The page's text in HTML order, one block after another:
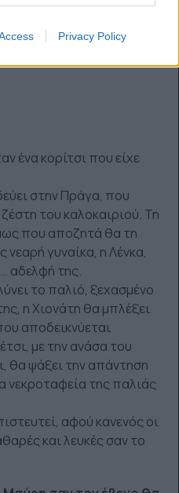
Privacy Policy
ένα κορίτσι που είχε
στην Πράγα, που
του καλοκαιριού. Τη
που αποζητά θα τη
νεαρή γυναίκα, η Λένκα,
αδελφή της.
το παλιό, ξεχασμένο
η Χιονάτη θα μπλέξει
αποδεικνύεται
με την ανάσα του
θα ψάξει την απάντηση
νεκροταφεία της παλιάς
αφού κανενός οι
και λευκές σαν το